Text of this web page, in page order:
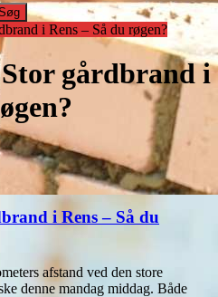
i Rens – Så du røgen?
gårdbrand i
i Rens – Så du
afstand ved den store
denne mandag middag. Både